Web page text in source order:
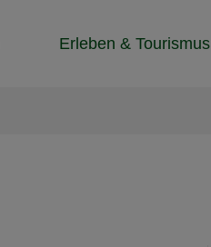
Erleben & Tourismus